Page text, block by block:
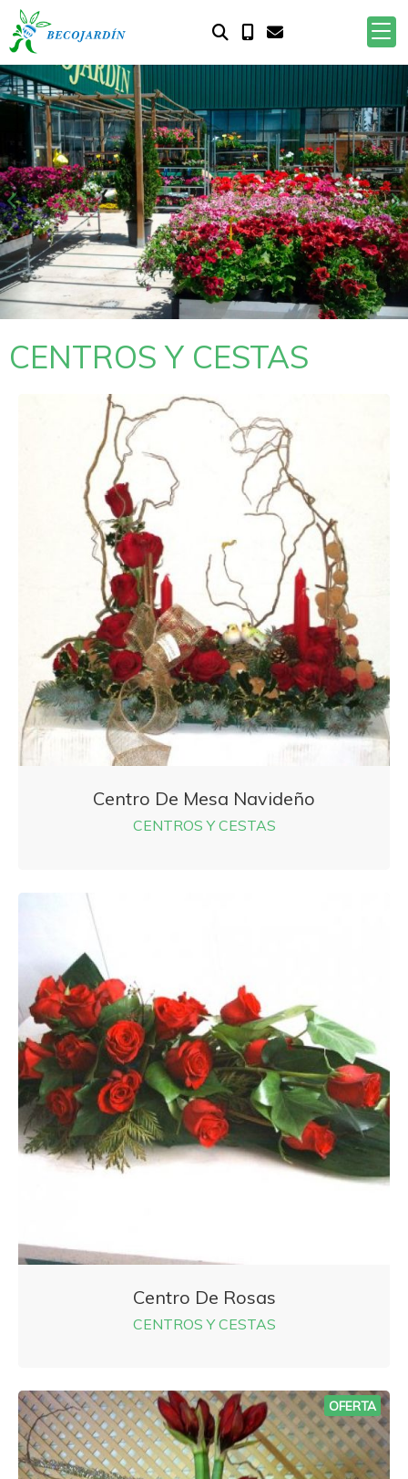
Anterior
CENTROS Y CESTAS
Centro De Mesa Navideño
CENTROS Y CESTAS
Centro De Rosas
CENTROS Y CESTAS
OFERTA